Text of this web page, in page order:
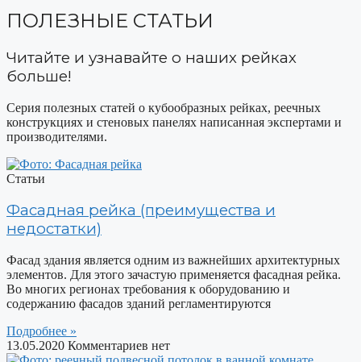
ПОЛЕЗНЫЕ СТАТЬИ
Читайте и узнавайте о наших рейках
больше!
Серия полезных статей о кубообразных рейках, реечных
конструкциях и стеновых панелях написанная экспертами и
производителями.
Статьи
Фасадная рейка (преимущества и
недостатки)
Фасад здания является одним из важнейших архитектурных
элементов. Для этого зачастую применяется фасадная рейка.
Во многих регионах требования к оборудованию и
содержанию фасадов зданий регламентируются
Подробнее »
13.05.2020 Комментариев нет